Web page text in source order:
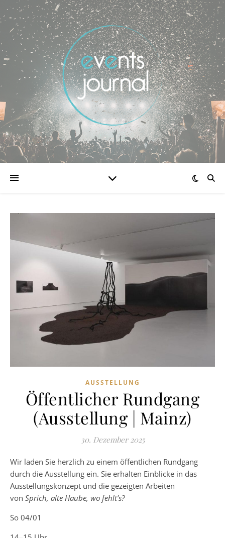
AUSSTELLUNG
Öffentlicher Rundgang
(Ausstellung | Mainz)
30. Dezember 2025
Wir laden Sie herzlich zu einem öffentlichen Rundgang
durch die Ausstellung ein. Sie erhalten Einblicke in das
Ausstellungskonzept und die gezeigten Arbeiten
von Sprich, alte Haube, wo fehlt’s?
So 04/01